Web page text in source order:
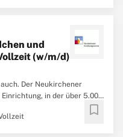
und
(w/m/d)
Der Neukirchener
in der über 5.000
sowie Bildung mit
bookmark